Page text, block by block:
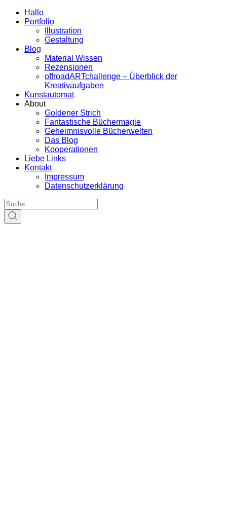
Hallo
Portfolio
Illustration
Gestaltung
Blog
Material Wissen
Rezensionen
offroadARTchallenge – Überblick der
Kreativaufgaben
Kunstautomat
About
Goldener Strich
Fantastische Büchermagie
Geheimnisvolle Bücherwelten
Das Blog
Kooperationen
Liebe Links
Kontakt
Impressum
Datenschutzerklärung